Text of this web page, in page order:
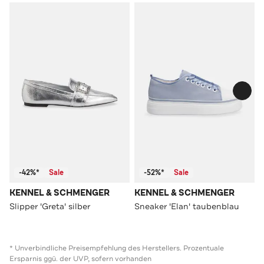
-42%* Sale
KENNEL & SCHMENGER
Slipper 'Greta' silber
-52%* Sale
KENNEL & SCHMENGER
Sneaker 'Elan' taubenblau
* Unverbindliche Preisempfehlung des Herstellers. Prozentuale
Ersparnis ggü. der UVP, sofern vorhanden